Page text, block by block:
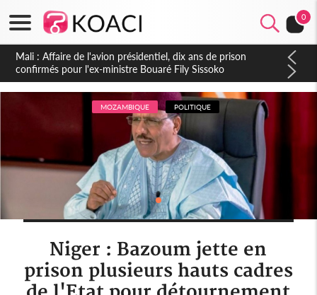
0
Nigeria : Le Togo et le Cameroun principaux acheteurs des
produits de la raffinerie Dangote en juillet
MOZAMBIQUE POLITIQUE
Niger : Bazoum jette en
prison plusieurs hauts cadres